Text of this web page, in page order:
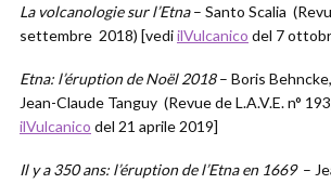
La volcanologie sur l’Etna– Santo Scalia
settembre 2018) [vediilVulcanico del 7
Etna: l’éruption de Noël 2018– Boris
Jean-Claude Tanguy (Revue de L.A.V.E. n°
ilVulcanico del 21 aprile 2019]
Il y a 350 ans: l’éruption de l’Etna en 1669–